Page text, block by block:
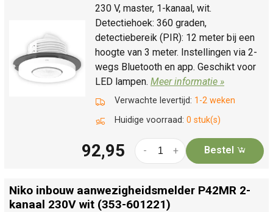
230 V, master, 1-kanaal, wit.
Detectiehoek: 360 graden,
detectiebereik (PIR): 12 meter bij een
hoogte van 3 meter. Instellingen via 2-
wegs Bluetooth en app. Geschikt voor
LED lampen. Meer informatie »
Verwachte levertijd: 1-2 weken
Huidige voorraad: 0 stuk(s)
92,95 +
- Bestel
Niko inbouw aanwezigheidsmelder P42MR 2-
kanaal 230V wit (353-601221)